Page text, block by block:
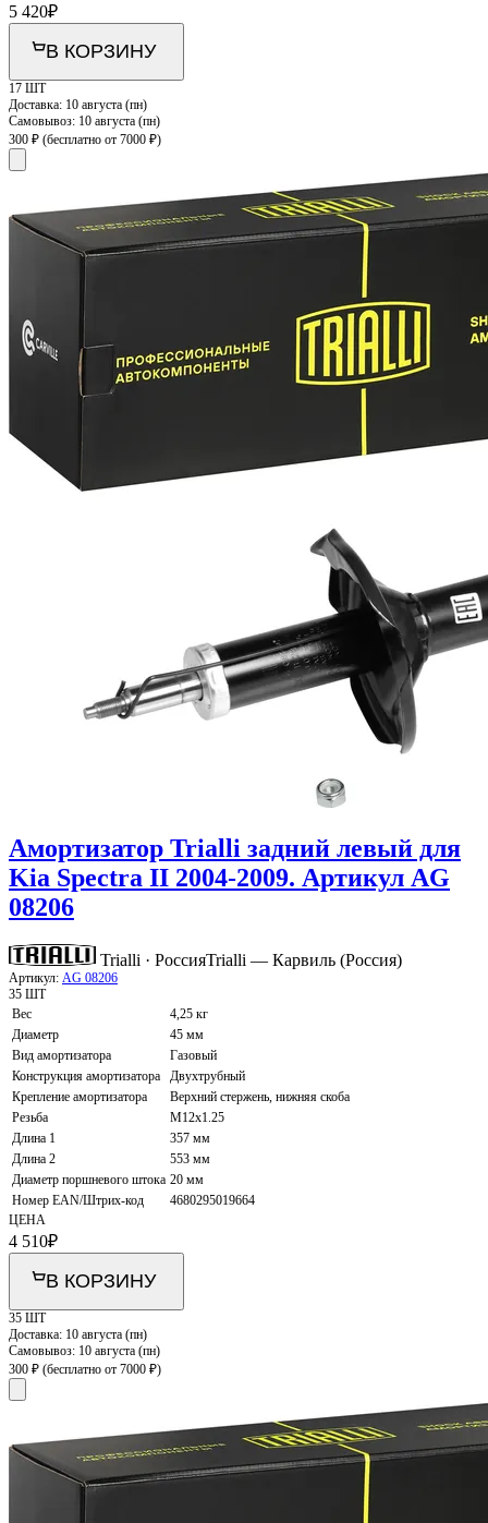
5 420₽
В КОРЗИНУ
17 ШТ
Доставка: 10 августа (пн)
Самовывоз: 10 августа (пн)
300 ₽ (бесплатно от 7000 ₽)
Амортизатор Trialli задний левый для
Kia Spectra II 2004-2009. Артикул AG
08206
Trialli · РоссияTrialli — Карвиль (Россия)
Артикул: AG 08206
35 ШТ
Вес
4,25 кг
Диаметр
45 мм
Вид амортизатора
Газовый
Конструкция амортизатора
Двухтрубный
Крепление амортизатора
Верхний стержень, нижняя скоба
Резьба
M12x1.25
Длина 1
357 мм
Длина 2
553 мм
Диаметр поршневого штока 20 мм
Номер EAN/Штрих-код
4680295019664
ЦЕНА
4 510₽
В КОРЗИНУ
35 ШТ
Доставка: 10 августа (пн)
Самовывоз: 10 августа (пн)
300 ₽ (бесплатно от 7000 ₽)